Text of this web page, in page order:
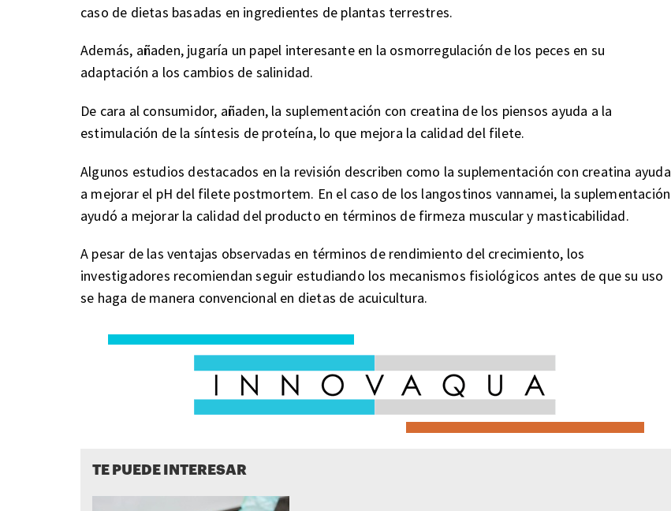
caso de dietas basadas en ingredientes de plantas terrestres.
Además, añaden, jugaría un papel interesante en la osmorregulación de los peces en su
adaptación a los cambios de salinidad.
De cara al consumidor, añaden, la suplementación con creatina de los piensos ayuda a la
estimulación de la síntesis de proteína, lo que mejora la calidad del filete.
Algunos estudios destacados en la revisión describen como la suplementación con creatina ayuda
a mejorar el pH del filete postmortem. En el caso de los langostinos vannamei, la suplementación
ayudó a mejorar la calidad del producto en términos de firmeza muscular y masticabilidad.
A pesar de las ventajas observadas en términos de rendimiento del crecimiento, los
investigadores recomiendan seguir estudiando los mecanismos fisiológicos antes de que su uso
se haga de manera convencional en dietas de acuicultura.
TE PUEDE INTERESAR